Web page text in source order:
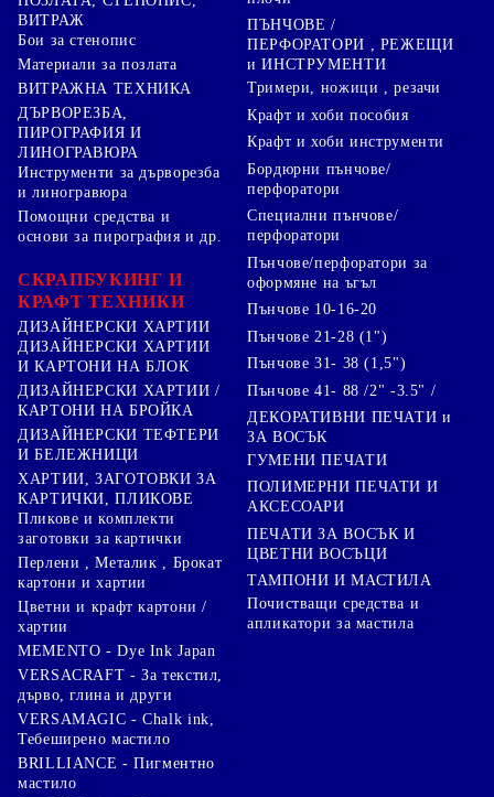
ВИТРАЖ
Бои за стенопис
Материали за позлата
ВИТРАЖНА ТЕХНИКА
ДЪРВОРЕЗБА,
ПИРОГРАФИЯ И
ЛИНОГРАВЮРА
Инструменти за дърворезба
и линогравюра
Помощни средства и
основи за пирография и др.
СКРАПБУКИНГ И
КРАФТ ТЕХНИКИ
ДИЗАЙНЕРСКИ ХАРТИИ
ДИЗАЙНЕРСКИ ХАРТИИ
И КАРТОНИ НА БЛОК
ДИЗАЙНЕРСКИ ХАРТИИ /
КАРТОНИ НА БРОЙКА
ДИЗАЙНЕРСКИ ТЕФТЕРИ
И БЕЛЕЖНИЦИ
ХАРТИИ, ЗАГОТОВКИ ЗА
КАРТИЧКИ, ПЛИКОВЕ
Пликове и комплекти
заготовки за картички
Перлени , Металик , Брокат
картони и хартии
Цветни и крафт картони /
хартии
ПЪНЧОВЕ /
ПЕРФОРАТОРИ , РЕЖЕЩИ
и ИНСТРУМЕНТИ
Тримери, ножици , резачи
Крафт и хоби пособия
Крафт и хоби инструменти
Бордюрни пънчове/
перфоратори
Специални пънчове/
перфоратори
Пънчове/перфоратори за
оформяне на ъгъл
Пънчове 10-16-20
Пънчове 21-28 (1")
Пънчове 31- 38 (1,5")
Пънчове 41- 88 /2" -3.5" /
ДЕКОРАТИВНИ ПЕЧАТИ и
ЗА ВОСЪК
ГУМЕНИ ПЕЧАТИ
ПОЛИМЕРНИ ПЕЧАТИ И
АКСЕСОАРИ
ПЕЧАТИ ЗА ВОСЪК И
ЦВЕТНИ ВОСЪЦИ
ТАМПОНИ И МАСТИЛА
Почистващи средства и
апликатори за мастила
MEMENTO - Dye Ink Japan
VERSACRAFT - За текстил,
дърво, глина и други
VERSAMAGIC - Chalk ink,
Тебеширено мастило
BRILLIANCE - Пигментно
мастило